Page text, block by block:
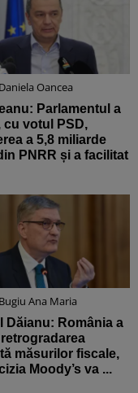
Daniela Oancea
Parlamentul a
cu votul PSD,
a 5,8 miliarde
PNRR și a facilitat
Bugiu ⁠Ana Maria
Dăianu: România a
măsurilor fiscale,
Moody’s va ...